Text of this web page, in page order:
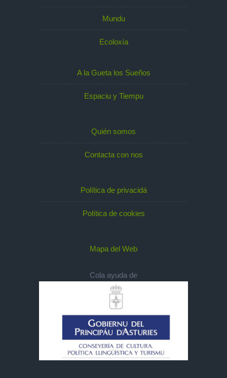
Mundu
Ecoloxía
A la Gueta los Sueños
Espaciu y Tiempu
Quién somos
Contacta con nos
Política de privacidá
Política de cookies
Mapa del Web
Cola ayuda de